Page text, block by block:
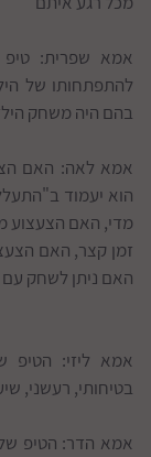
אמא שפרית: טיפ
להתפתחותו של
בהם היה משחק
אמא לאה: האם
הוא יעמוד
מדי, האם הצעצוע
זמן קצר, האם
האם ניתן לשחק
אמא ליזי: הטיפ
בטיחותי, רעשני,
אמא הדר: הטיפ